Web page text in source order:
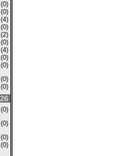
(0)
(0)
(4)
(0)
(2)
(0)
(4)
(0)
(0)
(0)
(0)
(0)
(0)
(0)
(0)